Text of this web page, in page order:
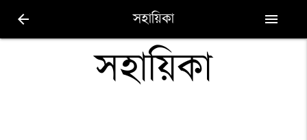
arrow_back সহায়িকা menu
সহায়িকা